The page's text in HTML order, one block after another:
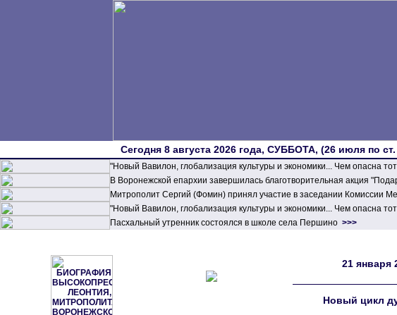
Сегодня 8 августа 2026 года, СУББОТА, (26 июля по
"Новый Вавилон, глобализация культуры и экономики... Чем опасна
В Воронежской епархии завершилась благотворительная акция
Митрополит Сергий (Фомин) принял участие в заседании Комиссии
"Новый Вавилон, глобализация культуры и экономики... Чем опасна
Пасхальный утренник состоялся в школе села Першино >>>
21 января
Новый цикл